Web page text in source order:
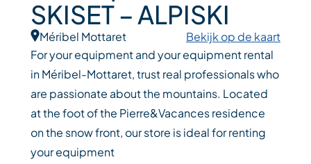
SKISET – ALPISKI
Méribel Mottaret
Bekijk op de kaart
For your equipment and your equipment rental
in Méribel-Mottaret, trust real professionals who
are passionate about the mountains. Located
at the foot of the Pierre&Vacances residence
on the snow front, our store is ideal for renting
your equipment